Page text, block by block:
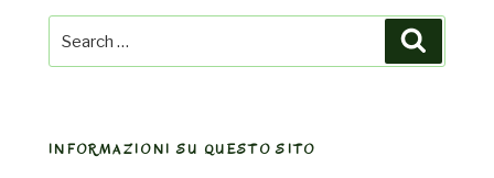
Search
for:
INFORMAZIONI SU QUESTO SITO